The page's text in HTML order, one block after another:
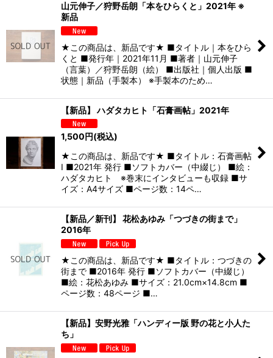
山元伸子／狩野岳朗「本をひらくと」2021年 ※
新品
★この商品は、新品です★ ■タイトル｜本をひら
くと ■発行年｜2021年11月 ■著者｜山元伸子
（言葉）／狩野岳朗（絵） ■出版社｜個人出版 ■
状態｜新品（手製本） ※手製本のため…
【新品】 ハダタカヒト「石膏画帖」2021年
1,500 円(税込)
★この商品は、新品です★ ■タイトル：石膏画帖
I ■2021年 発行 ■ソフトカバー（中綴じ） ■絵：
ハダタカヒト ※巻末にインタビューも収録 ■サ
イズ：A4サイズ ■ページ数：14ペ…
【新品／新刊】 花松あゆみ「つづきの街まで」
2016年
★この商品は、新品です★ ■タイトル：つづきの
街まで ■2016年 発行 ■ソフトカバー（中綴じ）
■絵：花松あゆみ ■サイズ：21.0cm×14.8cm ■
ページ数：48ページ ■…
【新品】安野光雅「ハンディー版 野の花と小人た
ち」